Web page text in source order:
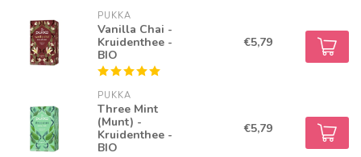
PUKKA
Vanilla Chai -
Kruidenthee -
BIO
€5,79
PUKKA
Three Mint
(Munt) -
Kruidenthee -
BIO
€5,79